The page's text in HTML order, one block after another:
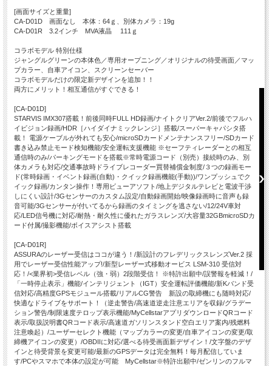
[画面サイズと重量]
CA-D01D 画面なし 本体：64ｇ、別体カメラ：19g
CA-D01R 3.2インチ MVA液晶 111ｇ
コラボモデル 特別仕様
ジャングルグリーンの本体色／専用オープニング／オリジナルの待受画面／マッ
プカラー、自車アイコン、スクリーンセーバー
コラボモデルだけの限定新デザインを追加！！
両方にメリット！相互通信がすぐできる！
[CA-D01D]
STARVIS IMX307搭載！前後同時FULL HD録画/ナイトクリアVer.2/前後でフルハ
イビジョン録画/HDR［ハイダイナミックレンジ］搭載/スーパーキャパシタ搭
載！ 電源ケーブルが外れても安心/microSDカードメンテナンスフリー/SDカード
書き込み禁止モード検知機能/安全運転支援機能 ※セーフティレーダーとの相互
通信時のみ/パーキングモードを搭載※常時電源コード（別売）接続時のみ、別
体カメラも対応/交通事故時ドライブレコーダー買替補償金制度/３つの録画モー
ド(常時録画・イベント録画(自動)・クイック録画機能(手動))/ワンプッシュでク
イック録画/カンタン操作！専用ビューアソフト/地上デジタルテレビと電波干渉
しにくい設計/3Gセンサーのカスタム設定/自動録画開始/映像録画時に音声も録
音可能/3Gセンサーが付いてるから録画のタイミングを逃さない/12/24V車対
応/LED信号機に対応/耐熱・耐久性に優れたガラスレンズ/大容量32GBmicroSDカ
ード付属/撮影機能/ボイスアシスト搭載
[CA-D01R]
ASSURAのレーザー受信はココが違う！/新設計のフレデリックスレンズVer.2 採
用でレーザー受信性能アップ!/新型レーザー式移動オービス LSM-310 受信対
応！/<業界初>受信レベル（強・弱）2段階受信！ ※特許出願中/誤警報を軽減！/
「一時停止表示」機能/インテリジェント（IGT）安全運転評価機能/新Kバンド受
信対応/高精度GPSモジュール搭載/リアルCG警告 新設の取締機にも随時対応/
快適なドライブをサポート！（逆走警告/高速道逆走注意エリアを収録/グラデー
ション警告/制限速度テロップ表示機能/MyCellstarアプリダウンロードQRコード
表示/取扱説明書QRコード表示/高速道ガソリンスタンド空白エリア案内/残燃料
注意喚起）/ユーザーセレクト機能（マップカラーの変更/自車アイコンの変更/取
締機アイコンの変更）/OBDIIに対応/選べる待受画面新デザイン！/文字盤のデザ
インと待受背景を変更可能/最新のGPSデータは完全無料！毎月配信していま
す/PCやスマホで本体の設定が可能 MyCellstar※特許出願中/ゼンリンのフルマ